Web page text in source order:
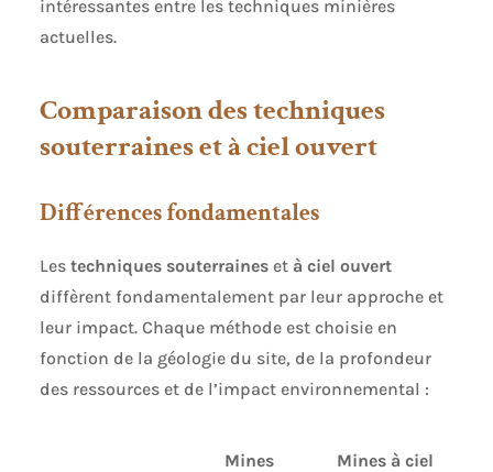
intéressantes entre les techniques minières
actuelles.
Comparaison des techniques
souterraines et à ciel ouvert
Différences fondamentales
Les techniques souterraineset à ciel ouvert
diffèrent fondamentalement par leur approche et
leur impact. Chaque méthode est choisie en
fonction de la géologie du site, de la profondeur
des ressources et de l’impact environnemental :
Mines
Mines à ciel